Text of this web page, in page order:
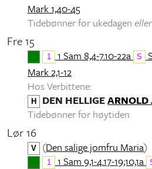
Mark 1,40-45
Tidebønner for ukedagen eller
Fre 15
1 1 Sam 8,4-7.10-22a S
Mark 2,1-12
Hos Verbittene:
H DEN HELLIGEARNOLD
Tidebønner for høytiden
Lør 16
V (Den salige jomfru Maria)
1 1 Sam 9,1-4.17-19;10,1a